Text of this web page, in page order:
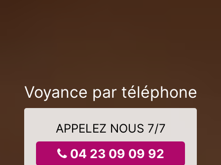
Voyance par téléphone
APPELEZ NOUS 7/7
04 23 09 09 92